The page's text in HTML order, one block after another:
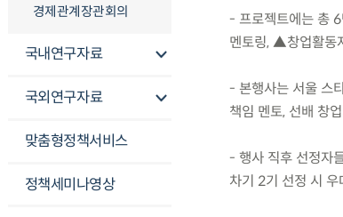
경제관계장관회의
국내연구자료
국외연구자료
맞춤형정책서비스
정책세미나영상
- 프로젝트에는 총
멘토링, ▲창업활동
- 본행사는 서울 스
책임 멘토, 선배 창
- 행사 직후 선정자
차기 2기 선정 시 우